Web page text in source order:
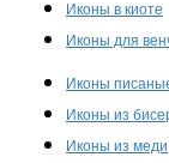
Иконы в киоте
Иконы для
Иконы
Иконы из
Иконы из меди